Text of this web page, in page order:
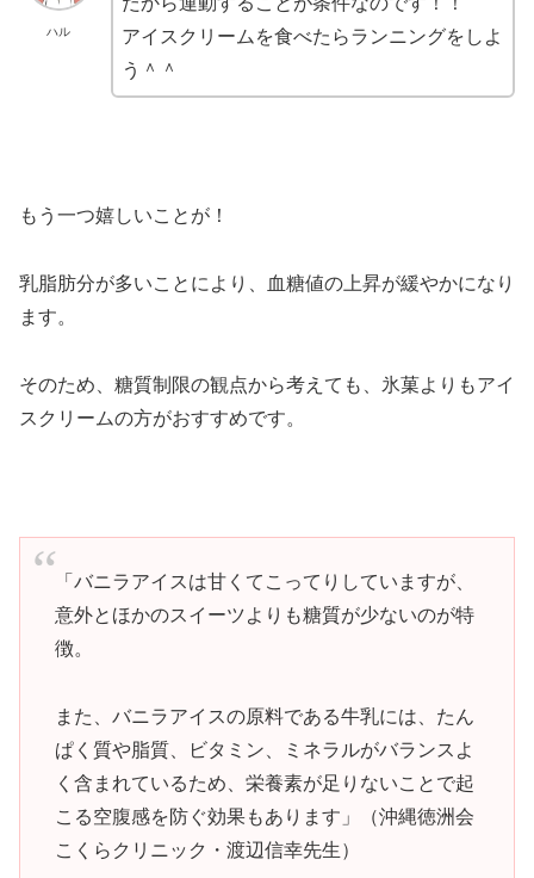
ハル
アイスクリームを食べたらランニングをしよ
う＾＾
もう一つ嬉しいことが！
乳脂肪分が多いことにより、血糖値の上昇が緩やかになり
ます。
そのため、糖質制限の観点から考えても、氷菓よりもアイ
スクリームの方がおすすめです。
「バニラアイスは甘くてこってりしていますが、
意外とほかのスイーツよりも糖質が少ないのが特
徴。
また、バニラアイスの原料である牛乳には、たん
ぱく質や脂質、ビタミン、ミネラルがバランスよ
く含まれているため、栄養素が足りないことで起
こる空腹感を防ぐ効果もあります」（沖縄徳洲会
こくらクリニック・渡辺信幸先生）